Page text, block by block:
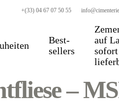
+(33) 04 67 07 50 55
Best-
sellers
auf
sofort
–